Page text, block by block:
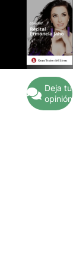
Deja tu
opinión